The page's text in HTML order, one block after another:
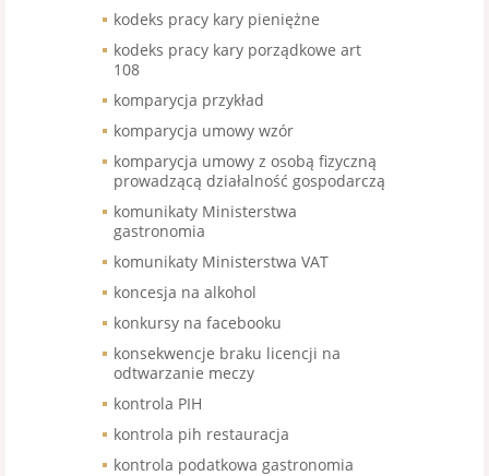
kodeks pracy kary pieniężne
kodeks pracy kary porządkowe art
108
komparycja przykład
komparycja umowy wzór
komparycja umowy z osobą fizyczną
prowadzącą działalność gospodarczą
komunikaty Ministerstwa
gastronomia
komunikaty Ministerstwa VAT
koncesja na alkohol
konkursy na facebooku
konsekwencje braku licencji na
odtwarzanie meczy
kontrola PIH
kontrola pih restauracja
kontrola podatkowa gastronomia